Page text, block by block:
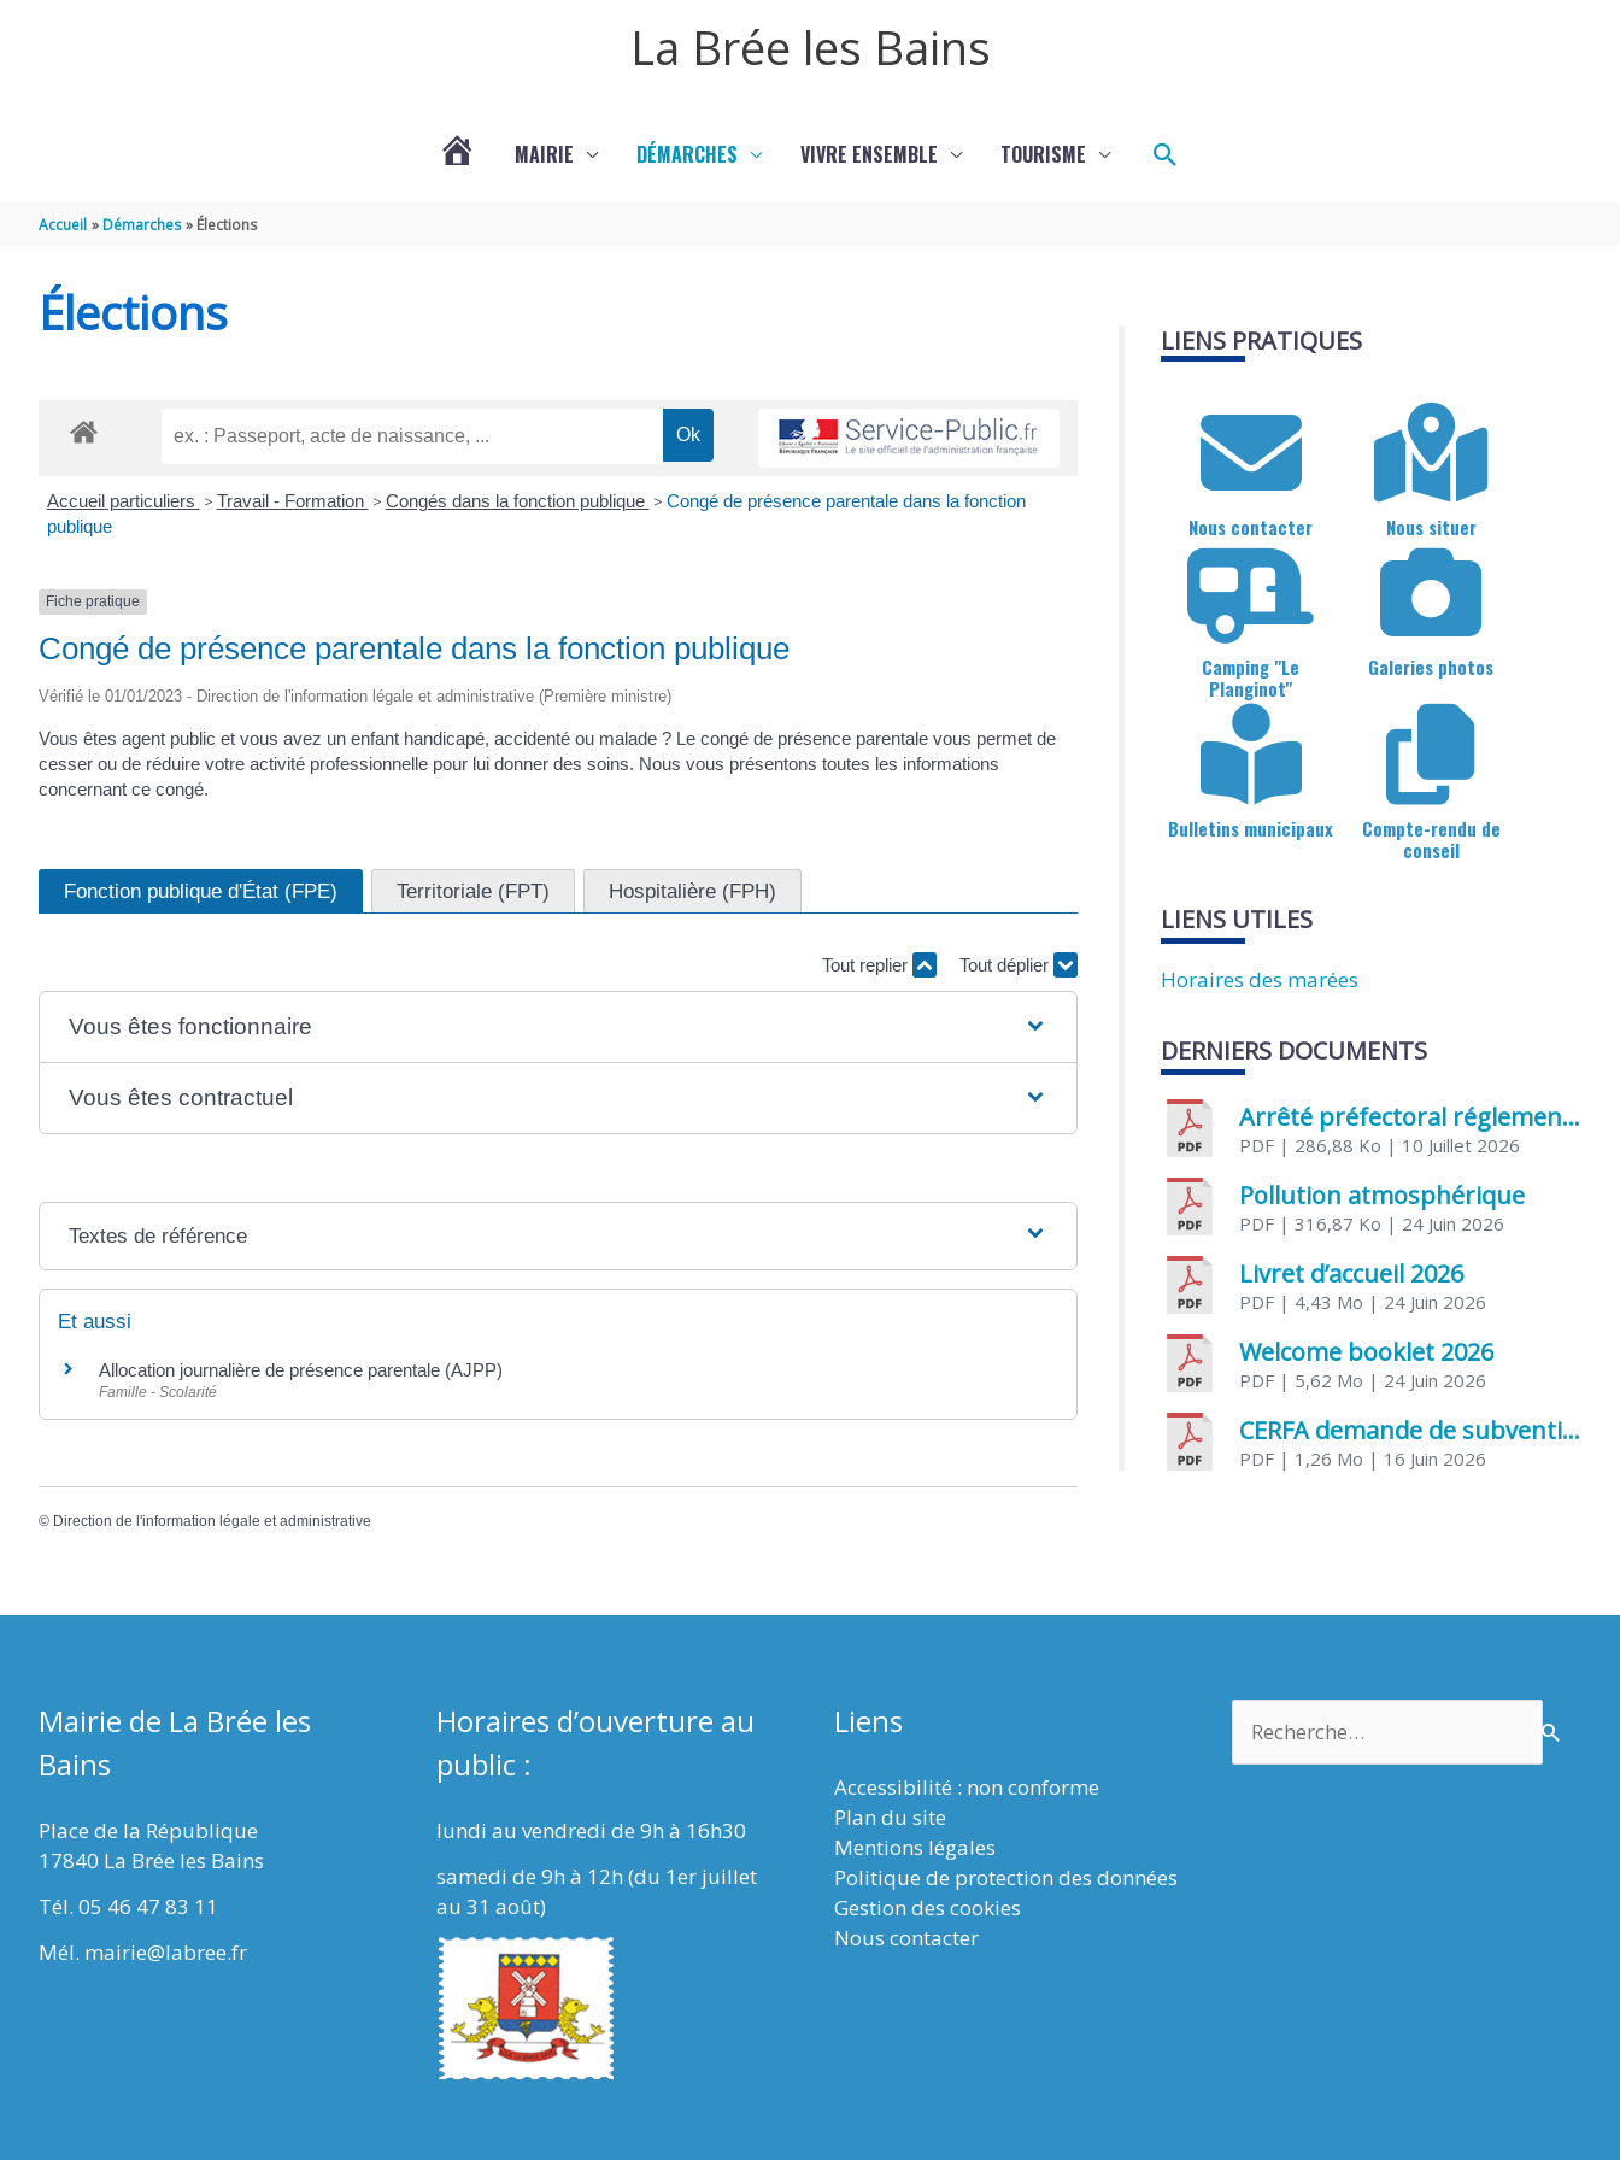
La Brée les Bains
MAIRIE DÉMARCHES VIVRE ENSEMBLE TOURISME Rechercher
Accueil Démarches Élections
Élections
Accueil particuliers > Travail - Formation > Congés dans la fonction publique > Congé de présence parentale dans la fonction
publique
Fiche pratique
Congé de présence parentale dans la fonction publique
Vérifié le 01/01/2023 - Direction de l'information légale et administrative (Première ministre)
Vous êtes agent public et vous avez un enfant handicapé, accidenté ou malade ? Le congé de présence parentale vous permet de
cesser ou de réduire votre activité professionnelle pour lui donner des soins. Nous vous présentons toutes les informations
concernant ce congé.
Fonction publique d'État (FPE) Territoriale (FPT) Hospitalière (FPH)
Tout replier Tout déplier
Vous êtes fonctionnaire
Vous êtes contractuel
Textes de référence
Et aussi
Allocation journalière de présence parentale (AJPP)
Famille - Scolarité
© Direction de l'information légale et administrative
LIENS PRATIQUES
Nous contacter Nous situer
Camping "Le
Planginot"
Galeries photos
Bulletins municipaux
Compte-rendu de
conseil
LIENS UTILES
Horaires des marées
DERNIERS DOCUMENTS
Arrêté préfectoral réglementant l’usage de l’eau
PDF | 286,88 Ko | 10 Juillet 2026
Pollution atmosphérique
PDF | 316,87 Ko | 24 Juin 2026
Livret d’accueil 2026
PDF | 4,43 Mo | 24 Juin 2026
Welcome booklet 2026
PDF | 5,62 Mo | 24 Juin 2026
CERFA demande de subvention association
PDF | 1,26 Mo | 16 Juin 2026
Mairie de La Brée les
Bains
Place de la République
17840 La Brée les Bains
Tél. 05 46 47 83 11
Mél. mairie@labree.fr
Horaires d’ouverture au
public :
lundi au vendredi de 9h à 16h30
samedi de 9h à 12h (du 1er juillet
au 31 août)
Liens
Accessibilité : non conforme
Plan du site
Mentions légales
Politique de protection des données
Gestion des cookies
Nous contacter